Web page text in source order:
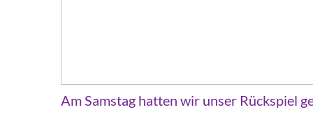
‍Am Samstag hatten wir unser Rückspiel